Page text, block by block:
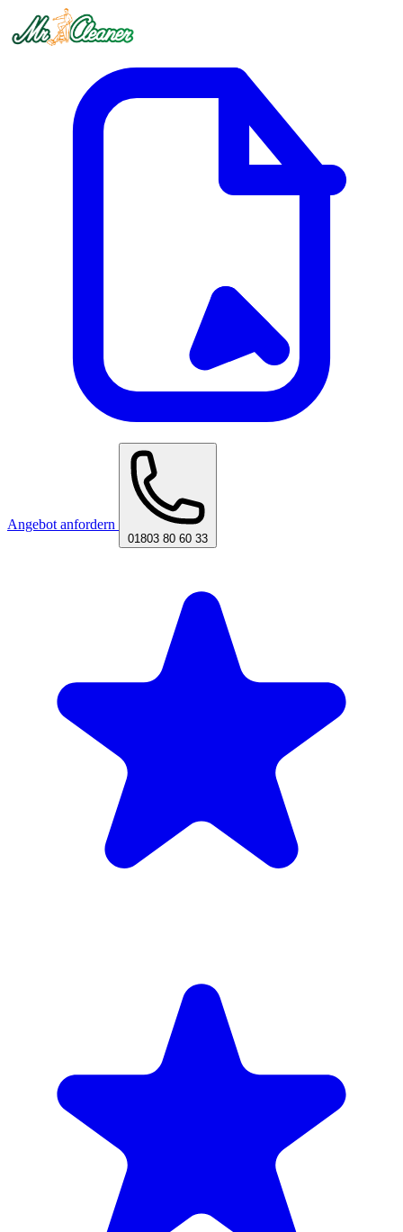
Angebot anfordern
01803 80 60 33